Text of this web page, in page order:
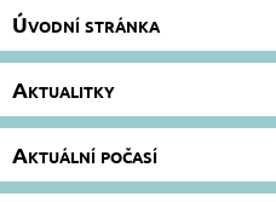
Úvodní stránka
Aktualitky
Aktuální počasí